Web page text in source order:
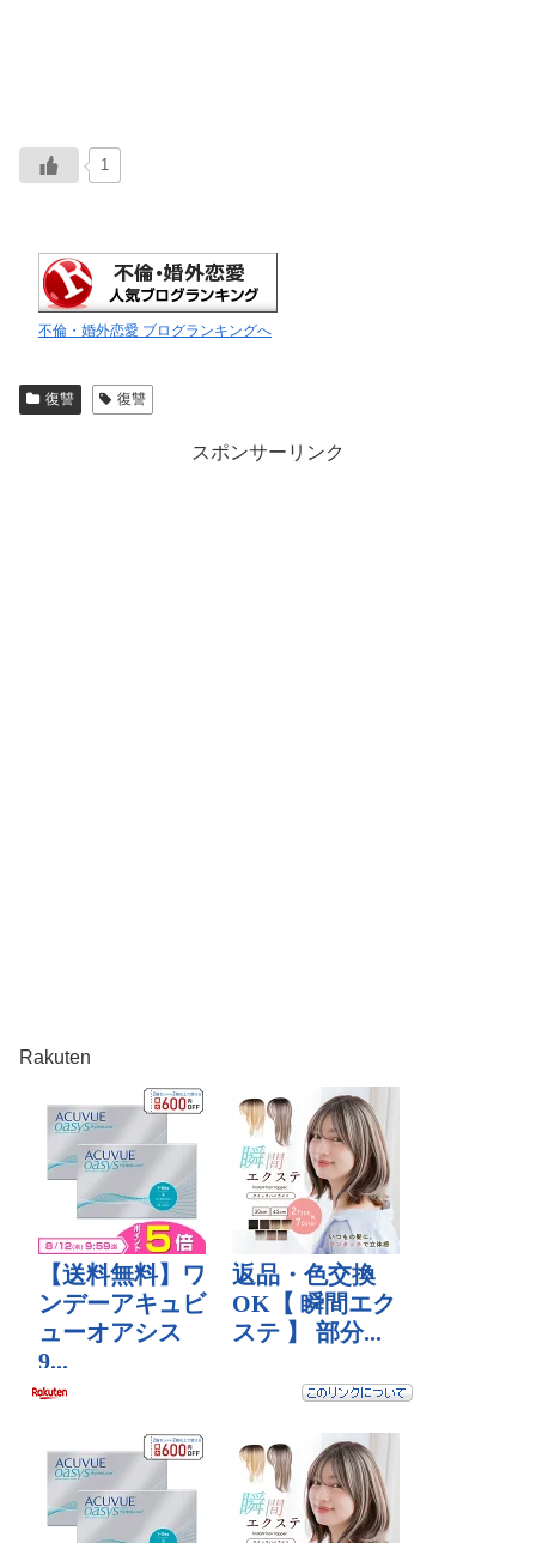
1
不倫・婚外恋愛 ブログランキングへ
復讐 復讐
スポンサーリンク
Rakuten